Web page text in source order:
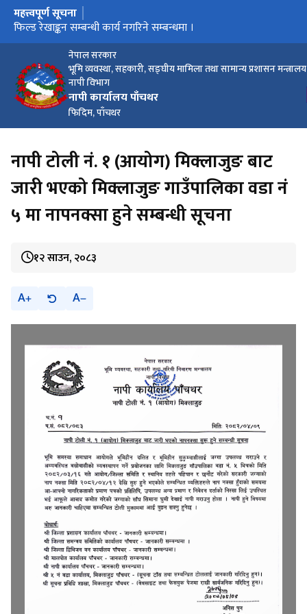
नेपाल सरकार
भूमि व्यवस्था, सहकारी, सङ्घीय मामिला तथा सामान्य प्रशासन मन्त्रालय
नापी विभाग
नापी कार्यालय पाँचथर
फिदिम, पाँचथर
मुख्य नेभिगेसनमा जानुहोस्
महत्त्वपूर्ण सूचना
बैंक तथा वित्तीय संस्था सबैले मेरो कित्ता मार्फत सेवा लिने सम्बन्धी सूचना
सेवा अवरुद्ध हुने सम्बन्धि सूचना
फिल्ड रेखाङ्कन सम्बन्धी कार्य नगरिने सम्बन्धमा ।
नापी टोली नं. १ (आयोग) मिक्लाजुङ बाट
जारी भएको मिक्लाजुङ गाउँपालिका वडा नं
५ मा नापनक्सा हुने सम्बन्धी सूचना
१२ साउन, २०८३
A A